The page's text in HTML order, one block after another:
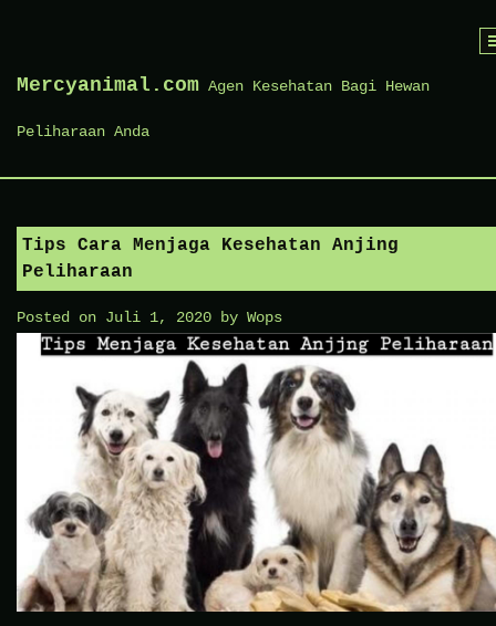
Mercyanimal.com Agen Kesehatan Bagi Hewan
Peliharaan Anda
Tips Cara Menjaga Kesehatan Anjing
Peliharaan
Posted on Juli 1, 2020 by Wops